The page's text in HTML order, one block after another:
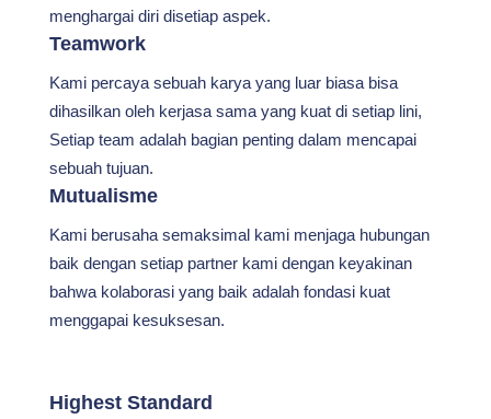
menghargai diri disetiap aspek.
Teamwork
Kami percaya sebuah karya yang luar biasa bisa
dihasilkan oleh kerjasa sama yang kuat di setiap lini,
Setiap team adalah bagian penting dalam mencapai
sebuah tujuan.
Mutualisme
Kami berusaha semaksimal kami menjaga hubungan
baik dengan setiap partner kami dengan keyakinan
bahwa kolaborasi yang baik adalah fondasi kuat
menggapai kesuksesan.
Highest Standard